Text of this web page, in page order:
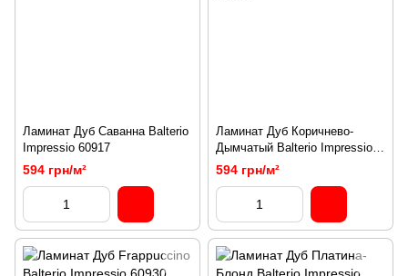
Ламинат Дуб Саванна Balterio
Impressio 60917
594 грн/м²
Ламинат Дуб Коричнево-
Дымчатый Balterio Impressio
60929
594 грн/м²